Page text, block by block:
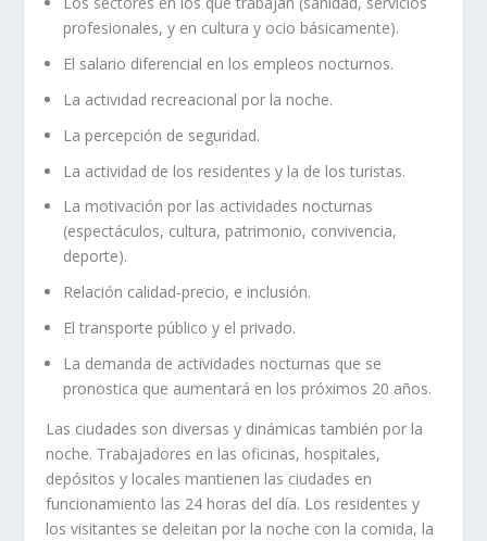
profesionales, y en cultura y ocio básicamente).
El salario diferencial en los empleos nocturnos.
La actividad recreacional por la noche.
La percepción de seguridad.
La actividad de los residentes y la de los turistas.
La motivación por las actividades nocturnas
(espectáculos, cultura, patrimonio, convivencia,
deporte).
Relación calidad-precio, e inclusión.
El transporte público y el privado.
La demanda de actividades nocturnas que se
pronostica que aumentará en los próximos 20 años.
Las ciudades son diversas y dinámicas también por la
noche. Trabajadores en las oficinas, hospitales,
depósitos y locales mantienen las ciudades en
funcionamiento las 24 horas del día. Los residentes y
los visitantes se deleitan por la noche con la comida, la